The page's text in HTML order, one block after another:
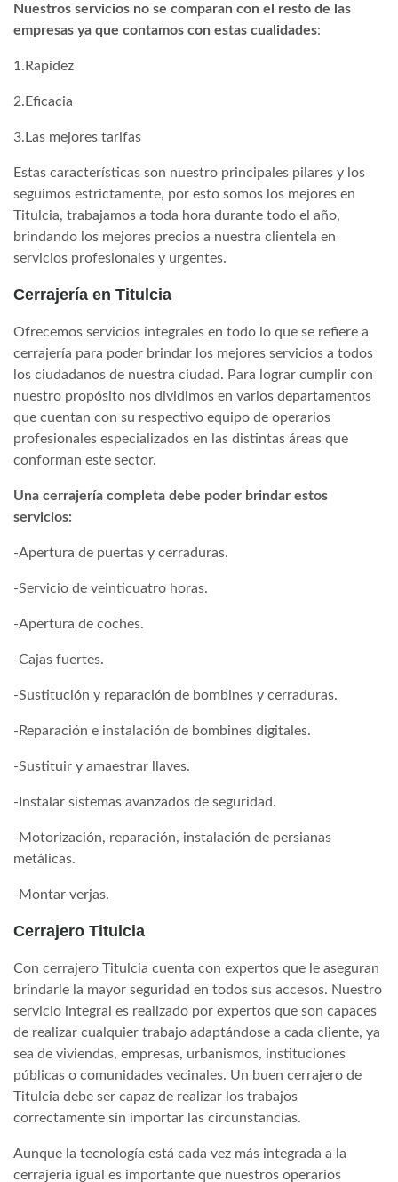
Nuestros servicios no se comparan con el resto de las
empresas ya que contamos con estas cualidades:
1.Rapidez
2.Eficacia
3.Las mejores tarifas
Estas características son nuestro principales pilares y los
seguimos estrictamente, por esto somos los mejores en
Titulcia, trabajamos a toda hora durante todo el año,
brindando los mejores precios a nuestra clientela en
servicios profesionales y urgentes.
Cerrajería en Titulcia
Ofrecemos servicios integrales en todo lo que se refiere a
cerrajería para poder brindar los mejores servicios a todos
los ciudadanos de nuestra ciudad. Para lograr cumplir con
nuestro propósito nos dividimos en varios departamentos
que cuentan con su respectivo equipo de operarios
profesionales especializados en las distintas áreas que
conforman este sector.
Una cerrajería completa debe poder brindar estos
servicios:
-Apertura de puertas y cerraduras.
-Servicio de veinticuatro horas.
-Apertura de coches.
-Cajas fuertes.
-Sustitución y reparación de bombines y cerraduras.
-Reparación e instalación de bombines digitales.
-Sustituir y amaestrar llaves.
-Instalar sistemas avanzados de seguridad.
-Motorización, reparación, instalación de persianas
metálicas.
-Montar verjas.
Cerrajero Titulcia
Con cerrajero Titulcia cuenta con expertos que le aseguran
brindarle la mayor seguridad en todos sus accesos. Nuestro
servicio integral es realizado por expertos que son capaces
de realizar cualquier trabajo adaptándose a cada cliente, ya
sea de viviendas, empresas, urbanismos, instituciones
públicas o comunidades vecinales. Un buen cerrajero de
Titulcia debe ser capaz de realizar los trabajos
correctamente sin importar las circunstancias.
Aunque la tecnología está cada vez más integrada a la
cerrajería igual es importante que nuestros operarios